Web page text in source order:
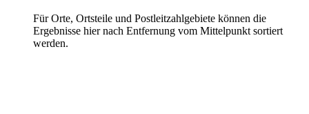
Für Orte, Ortsteile und Postleitzahlgebiete können die
Ergebnisse hier nach Entfernung vom Mittelpunkt sortiert
werden.